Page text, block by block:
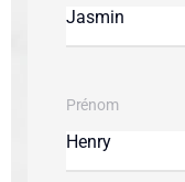
Prénom